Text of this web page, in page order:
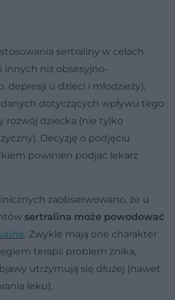
sertraliny w celach
innych niż obsesyjno-
depresji u dzieci i młodzieży),
dotyczących wpływu tego
rozwój dziecka (nie tylko
Decyzję o podjęciu
powinien podjąć lekarz
zaobserwowano, że u
sertralina może powodować
. Zwykle mają one charakter
terapii problem znika,
utrzymują się dłużej (nawet
leku).